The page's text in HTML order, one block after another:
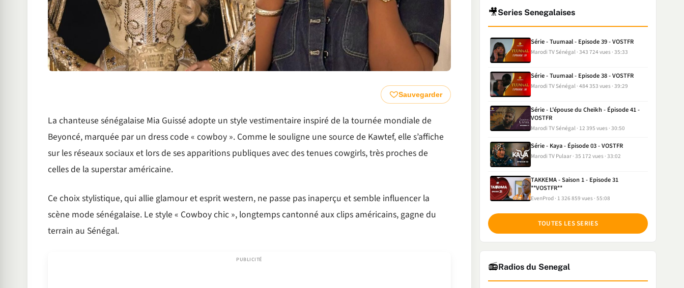
Sauvegarder
La chanteuse sénégalaise Mia Guissé adopte un style vestimentaire inspiré de la tournée mondiale de
Beyoncé, marquée par un dress code « cowboy ». Comme le souligne une source de Kawtef, elle s’affiche
sur les réseaux sociaux et lors de ses apparitions publiques avec des tenues cowgirls, très proches de
celles de la superstar américaine.
Ce choix stylistique, qui allie glamour et esprit western, ne passe pas inaperçu et semble influencer la
scène mode sénégalaise. Le style « Cowboy chic », longtemps cantonné aux clips américains, gagne du
terrain au Sénégal.
🎥Series Senegalaises
Série - Tuumaal - Episode 39 - VOSTFR
Marodi TV Sénégal 343 724 vues 35:33
Série - Tuumaal - Episode 38 - VOSTFR
Marodi TV Sénégal 484 353 vues 39:29
Série - L'épouse du Cheikh - Épisode 41 -
VOSTFR
Marodi TV Sénégal 12 395 vues 30:50
Série - Kaya - Épisode 03 - VOSTFR
Marodi TV Pulaar 35 172 vues 33:02
TAKKEMA - Saison 1 - Episode 31
**VOSTFR**
EvenProd 1 326 859 vues 55:08
TOUTES LES SERIES
📻Radios du Senegal